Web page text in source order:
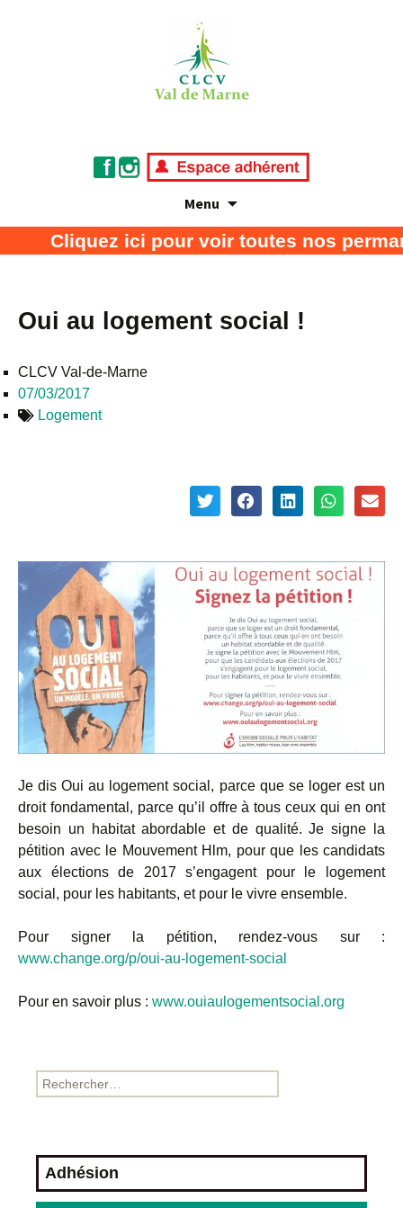
Menu
CLCV Val de Marne
Association de défense des consommateurs
Cliquez ici pour voir toutes nos
Oui au logement social !
CLCV Val-de-Marne
07/03/2017
Logement
Je dis Oui au logement social, parce que se loger est un
droit fondamental, parce qu’il offre à tous ceux qui en ont
besoin un habitat abordable et de qualité. Je signe la
pétition avec le Mouvement Hlm, pour que les candidats
aux élections de 2017 s’engagent pour le logement
social, pour les habitants, et pour le vivre ensemble.
Pour signer la pétition, rendez-vous sur :
www.change.org/p/oui-au-logement-social
Pour en savoir plus : www.ouiaulogementsocial.org
Adhésion